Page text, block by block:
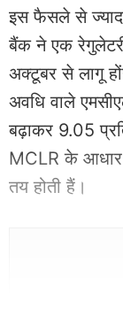
इस फैसले से
बैंक ने एक
अक्टूबर से लागू
अवधि वाले
बढ़ाकर 9.05
MCLR के आधार
तय होती हैं।